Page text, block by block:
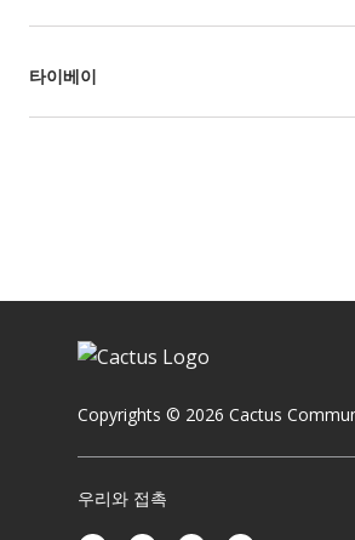
타이베이
Copyrights © 2026 Cactus
우리와 접촉